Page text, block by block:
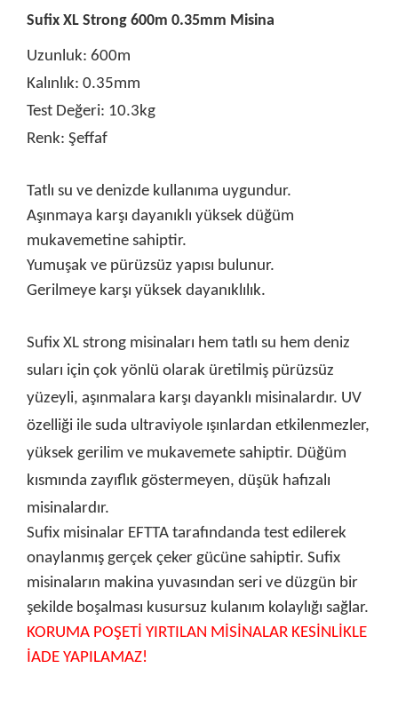
Sufix XL Strong 600m 0.35mm Misina
Uzunluk: 600m
Kalınlık: 0.35mm
Test Değeri: 10.3kg
Renk: Şeffaf
Tatlı su ve denizde kullanıma uygundur.
Aşınmaya karşı dayanıklı yüksek düğüm
mukavemetine sahiptir.
Yumuşak ve pürüzsüz yapısı bulunur.
Gerilmeye karşı yüksek dayanıklılık.
Sufix XL strong misinaları hem tatlı su hem deniz
suları için çok yönlü olarak üretilmiş pürüzsüz
yüzeyli, aşınmalara karşı dayanklı misinalardır. UV
özelliği ile suda ultraviyole ışınlardan etkilenmezler,
yüksek gerilim ve mukavemete sahiptir. Düğüm
kısmında zayıflık göstermeyen, düşük hafızalı
misinalardır.
Sufix misinalar EFTTA tarafındanda test edilerek
onaylanmış gerçek çeker gücüne sahiptir. Sufix
misinaların makina yuvasından seri ve düzgün bir
şekilde boşalması kusursuz kulanım kolaylığı sağlar.
KORUMA POŞETİ YIRTILAN MİSİNALAR KESİNLİKLE
İADE YAPILAMAZ!